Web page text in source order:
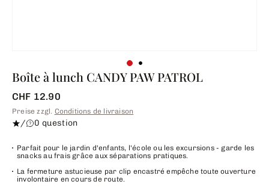
Boîte à lunch CANDY PAW PATROL
CHF 12.90
Preise zzgl. Conditions de livraison
/ 0 question
Parfait pour le jardin d'enfants, l'école ou les excursions - garde les
snacks au frais grâce aux séparations pratiques.
La fermeture astucieuse par clip encastré empêche toute ouverture
involontaire en cours de route.